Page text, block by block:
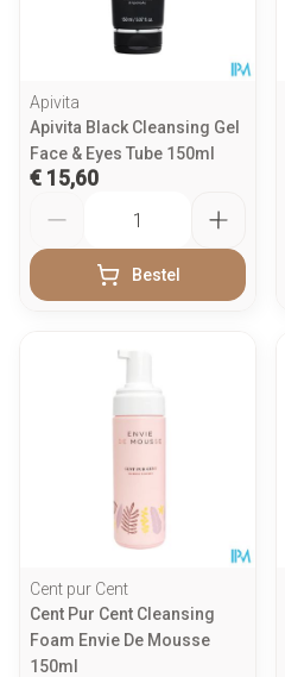
Apivita
Apivita Black Cleansing Gel
Face & Eyes Tube 150ml
€ 15,60
Bestel
Cent pur Cent
Cent Pur Cent Cleansing
Foam Envie De Mousse
150ml